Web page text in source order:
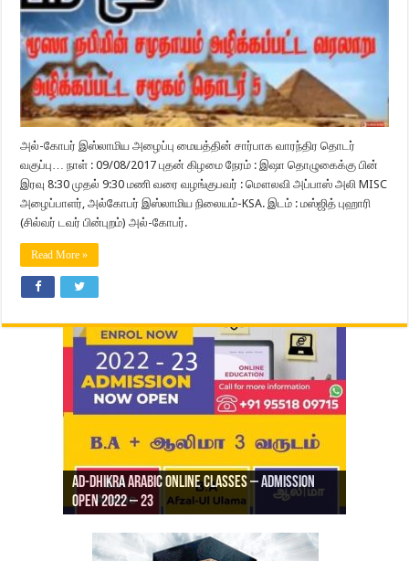
அல்-கோபர் இஸ்லாமிய அழைப்பு மையத்தின் சார்பாக வாரந்திர தொடர்
வகுப்பு… நாள் : 09/08/2017 புதன் கிழமை நேரம் : இஷா தொழுகைக்கு பின்
இரவு 8:30 முதல் 9:30 மணி வரை வழங்குபவர் : மௌலவி அப்பாஸ் அலி MISC
அழைப்பாளர், அல்கோபர் இஸ்லாமிய நிலையம்-KSA. இடம் : மஸ்ஜித் புஹாரி
(சில்வர் டவர் பின்புறம்) அல்-கோபர்.
Read More »
Ad-Dhikra Arabic Online Classes – Admission
Open 2022 – 23
Ad-Dhikra Arabic Online Classes – BA Arabic
AD DHIKRA ARABIC COLLEGE ADMISSION
ரியாத் ஜும்ஆ தமிழாக்கம், Jamia Al Hajiri
Masjid (Kuwait Masjid), Malaz, Riyadh